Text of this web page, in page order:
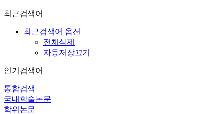
최근검색어
최근검색어 옵션
전체삭제
자동저장끄기
인기검색어
통합검색
국내학술논문
학위논문